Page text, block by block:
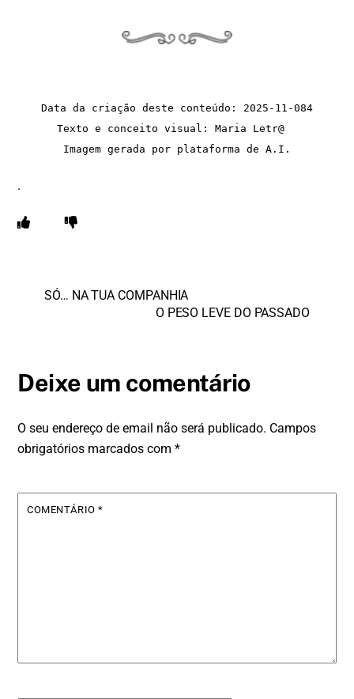
Data da criação deste conteúdo: 2025-11-084
Texto e conceito visual: Maria Letr@
Imagem gerada por plataforma de A.I.
.
SÓ… NA TUA COMPANHIA
O PESO LEVE DO PASSADO
Deixe um comentário
O seu endereço de email não será publicado. Campos
obrigatórios marcados com*
COMENTÁRIO*